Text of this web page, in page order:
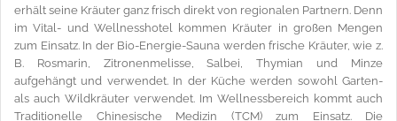
erhält seine Kräuter ganz frisch direkt von regionalen Partnern. Denn
im Vital- und Wellnesshotel kommen Kräuter in großen Mengen
zum Einsatz. In der Bio-Energie-Sauna werden frische Kräuter, wie z.
B. Rosmarin, Zitronenmelisse, Salbei, Thymian und Minze
aufgehängt und verwendet. In der Küche werden sowohl Garten-
als auch Wildkräuter verwendet. Im Wellnessbereich kommt auch
Traditionelle Chinesische Medizin (TCM) zum Einsatz. Die